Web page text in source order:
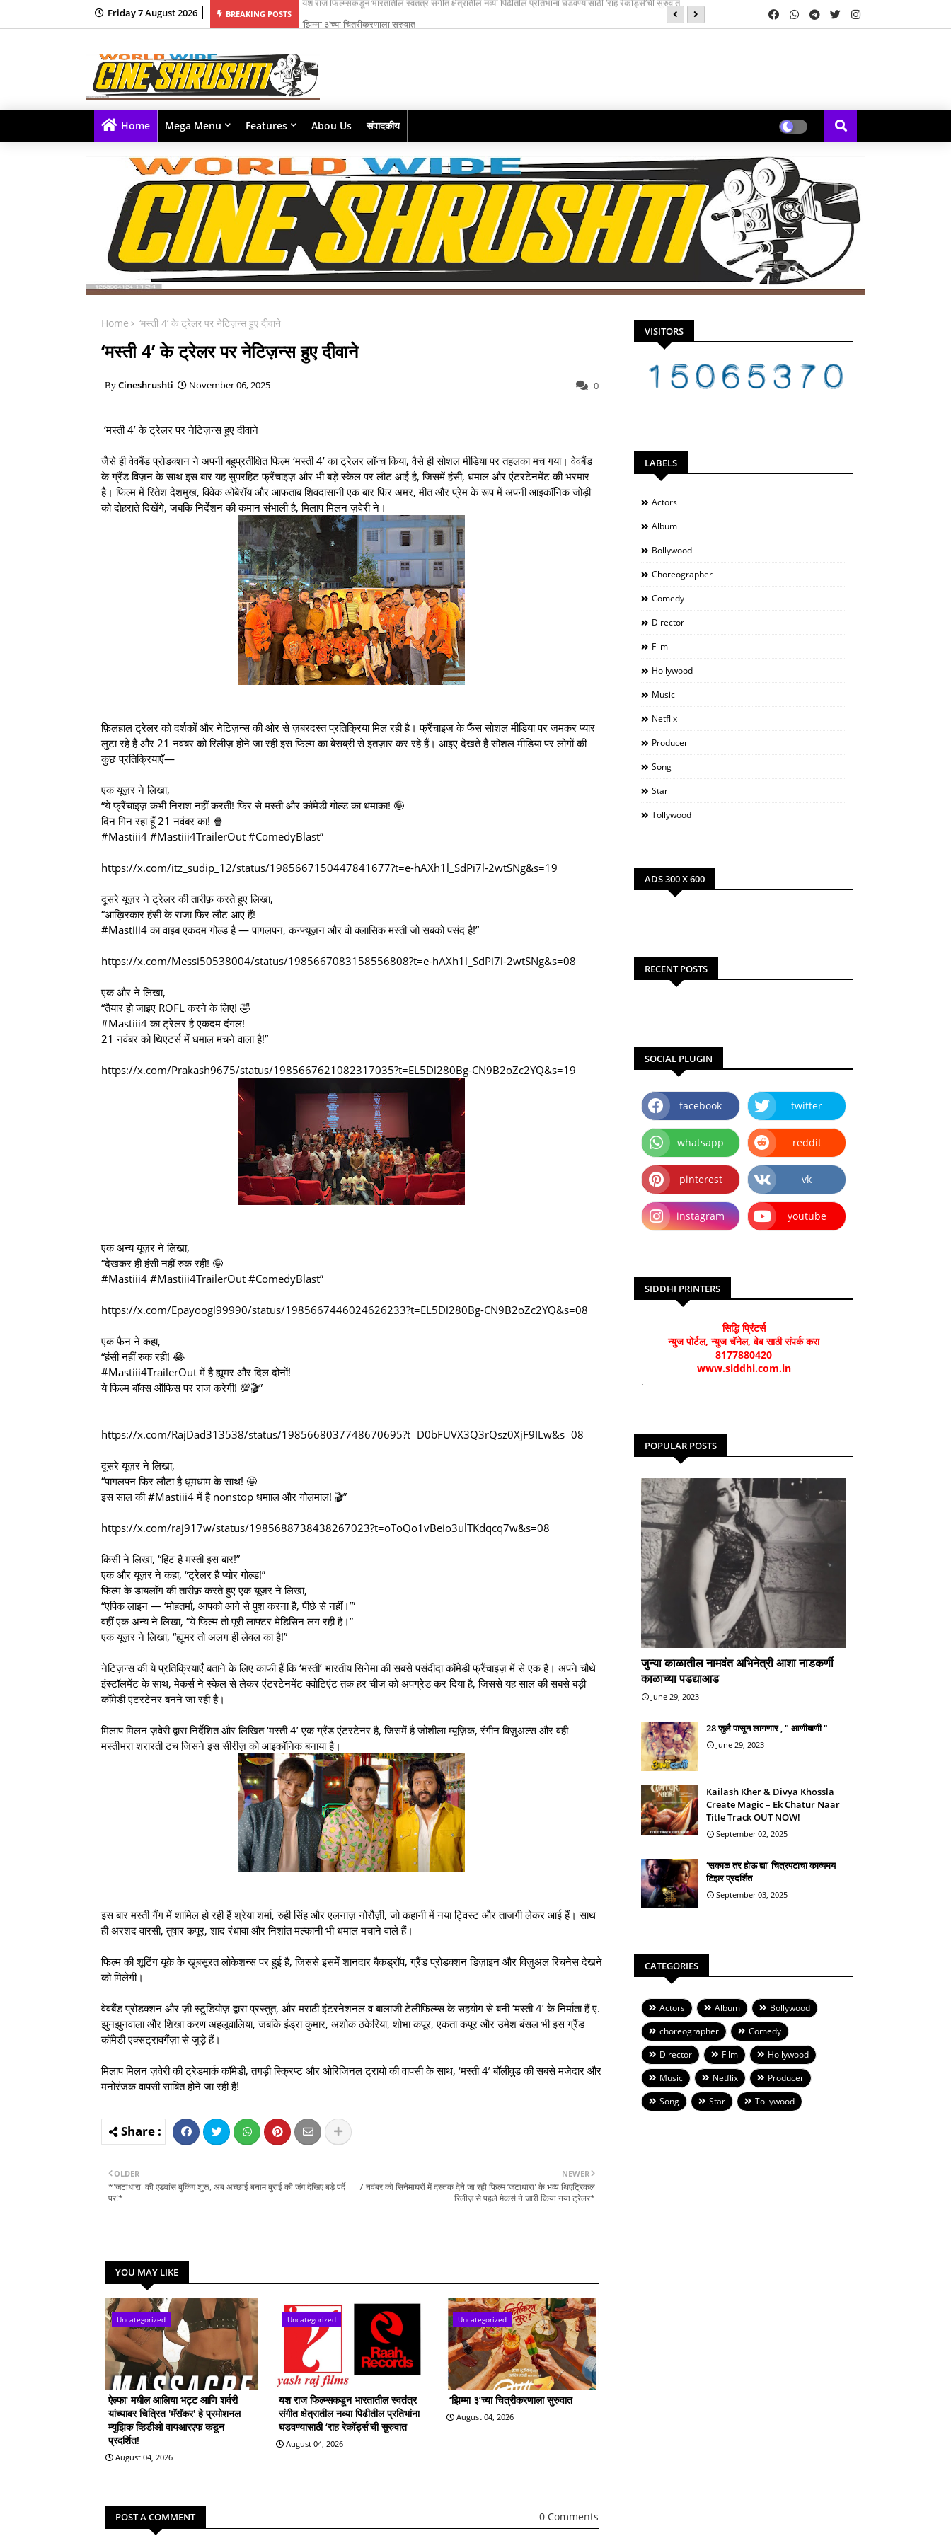
Friday 7 August 2026 BREAKING POSTS
संगीत क्षेत्रातील नव्या पिढीतील प्रतिभांना घडवण्यासाठी ‘राह रेकॉर्ड्स’ची सुरुवात फ्रेंडशिप डेच्या निमित्ताने समर टाईम्स प्रोडक्शन निर्मित, क्रांती रेडकर
Home Mega Menu Features Abou Us संपादकीय
Home ‘मस्ती 4’ के ट्रेलर पर नेटिज़न्स हुए दीवाने
‘मस्ती 4’ के ट्रेलर पर नेटिज़न्स हुए दीवाने
Cineshrushti November 06, 2025 0
‘मस्ती 4’ के ट्रेलर पर नेटिज़न्स हुए दीवाने
जैसे ही वेवबैंड प्रोडक्शन ने अपनी बहुप्रतीक्षित फिल्म ‘मस्ती 4’ का ट्रेलर लॉन्च किया, वैसे ही सोशल मीडिया पर तहलका मच गया। वेवबैंड
के ग्रैंड विज़न के साथ इस बार यह सुपरहिट फ्रैंचाइज़ और भी बड़े स्केल पर लौट आई है, जिसमें हंसी, धमाल और एंटरटेनमेंट की भरमार
है। फिल्म में रितेश देशमुख, विवेक ओबेरॉय और आफताब शिवदासानी एक बार फिर अमर, मीत और प्रेम के रूप में अपनी आइकॉनिक जोड़ी
को दोहराते दिखेंगे, जबकि निर्देशन की कमान संभाली है, मिलाप मिलन ज़वेरी ने।
फ़िलहाल ट्रेलर को दर्शकों और नेटिज़न्स की ओर से ज़बरदस्त प्रतिक्रिया मिल रही है। फ्रैंचाइज़ के फैंस सोशल मीडिया पर जमकर प्यार
लुटा रहे हैं और 21 नवंबर को रिलीज़ होने जा रही इस फिल्म का बेसब्री से इंतज़ार कर रहे हैं। आइए देखते हैं सोशल मीडिया पर लोगों की
कुछ प्रतिक्रियाएँ—
एक यूज़र ने लिखा,
“ये फ्रैंचाइज़ कभी निराश नहीं करती! फिर से मस्ती और कॉमेडी गोल्ड का धमाका! 🤪
दिन गिन रहा हूँ 21 नवंबर का! 🍿
#Mastiii4 #Mastiii4TrailerOut #ComedyBlast”
https://x.com/itz_sudip_12/status/1985667150447841677?t=e-hAXh1l_SdPi7l-2wtSNg&s=19
दूसरे यूज़र ने ट्रेलर की तारीफ़ करते हुए लिखा,
“आख़िरकार हंसी के राजा फिर लौट आए हैं!
#Mastiii4 का वाइब एकदम गोल्ड है — पागलपन, कन्फ्यूज़न और वो क्लासिक मस्ती जो सबको पसंद है!”
https://x.com/Messi50538004/status/1985667083158556808?t=e-hAXh1l_SdPi7l-2wtSNg&s=08
एक और ने लिखा,
“तैयार हो जाइए ROFL करने के लिए! 🤣
#Mastiii4 का ट्रेलर है एकदम दंगल!
21 नवंबर को थिएटर्स में धमाल मचने वाला है!”
https://x.com/Prakash9675/status/1985667621082317035?t=EL5Dl280Bg-CN9B2oZc2YQ&s=19
एक अन्य यूज़र ने लिखा,
“देखकर ही हंसी नहीं रुक रही! 🤪
#Mastiii4 #Mastiii4TrailerOut #ComedyBlast”
https://x.com/Epayoogl99990/status/1985667446024626233?t=EL5Dl280Bg-CN9B2oZc2YQ&s=08
एक फैन ने कहा,
“हंसी नहीं रुक रही! 😂
#Mastiii4TrailerOut में है ह्यूमर और दिल दोनों!
ये फिल्म बॉक्स ऑफिस पर राज करेगी! 💯🎬”
https://x.com/RajDad313538/status/1985668037748670695?t=D0bFUVX3Q3rQsz0XjF9ILw&s=08
दूसरे यूज़र ने लिखा,
“पागलपन फिर लौटा है धूमधाम के साथ! 🤩
इस साल की #Mastiii4 में है nonstop धमााल और गोलमाल! 🎬”
https://x.com/raj917w/status/1985688738438267023?t=oToQo1vBeio3ulTKdqcq7w&s=08
किसी ने लिखा, “हिट है मस्ती इस बार!”
एक और यूज़र ने कहा, “ट्रेलर है प्योर गोल्ड!”
फिल्म के डायलॉग की तारीफ़ करते हुए एक यूज़र ने लिखा,
“एपिक लाइन — ‘मोहतर्मा, आपको आगे से पुश करना है, पीछे से नहीं।’”
वहीं एक अन्य ने लिखा, “ये फिल्म तो पूरी लाफ्टर मेडिसिन लग रही है।”
एक यूज़र ने लिखा, “ह्यूमर तो अलग ही लेवल का है!”
नेटिज़न्स की ये प्रतिक्रियाएँ बताने के लिए काफी हैं कि ‘मस्ती’ भारतीय सिनेमा की सबसे पसंदीदा कॉमेडी फ्रैंचाइज़ में से एक है। अपने चौथे
इंस्टॉलमेंट के साथ, मेकर्स ने स्केल से लेकर एंटरटेनमेंट क्वोटिएंट तक हर चीज़ को अपग्रेड कर दिया है, जिससे यह साल की सबसे बड़ी
कॉमेडी एंटरटेनर बनने जा रही है।
मिलाप मिलन ज़वेरी द्वारा निर्देशित और लिखित ‘मस्ती 4’ एक ग्रैंड एंटरटेनर है, जिसमें है जोशीला म्यूज़िक, रंगीन विज़ुअल्स और वही
मस्तीभरा शरारती टच जिसने इस सीरीज़ को आइकॉनिक बनाया है।
इस बार मस्ती गैंग में शामिल हो रही हैं श्रेया शर्मा, रुही सिंह और एलनाज़ नोरौज़ी, जो कहानी में नया ट्विस्ट और ताजगी लेकर आई हैं। साथ
ही अरशद वारसी, तुषार कपूर, शाद रंधावा और निशांत मल्कानी भी धमाल मचाने वाले हैं।
फिल्म की शूटिंग यूके के खूबसूरत लोकेशन्स पर हुई है, जिससे इसमें शानदार बैकड्रॉप, ग्रैंड प्रोडक्शन डिज़ाइन और विज़ुअल रिचनेस देखने
को मिलेगी।
वेवबैंड प्रोडक्शन और ज़ी स्टूडियोज़ द्वारा प्रस्तुत, और मराठी इंटरनेशनल व बालाजी टेलीफिल्म्स के सहयोग से बनी ‘मस्ती 4’ के निर्माता हैं ए.
झुनझुनवाला और शिखा करण अहलूवालिया, जबकि इंड्रा कुमार, अशोक ठकेरिया, शोभा कपूर, एकता कपूर और उमेश बंसल भी इस ग्रैंड
कॉमेडी एक्सट्रावगैंज़ा से जुड़े हैं।
मिलाप मिलन ज़वेरी की ट्रेडमार्क कॉमेडी, तगड़ी स्क्रिप्ट और ओरिजिनल ट्रायो की वापसी के साथ, ‘मस्ती 4’ बॉलीवुड की सबसे मज़ेदार और
मनोरंजक वापसी साबित होने जा रही है!
NEWER
7 नवंबर को सिनेमाघरों में दस्तक देने जा रही फिल्म ‘जटाधारा' के भव्य थिएट्रिकल
रिलीज़ से पहले मेकर्स ने जारी किया नया ट्रेलर*
OLDER
*'जटाधारा' की एडवांस बुकिंग शुरू, अब अच्छाई बनाम बुराई की जंग देखिए बड़े पर्दे
पर!*
YOU MAY LIKE
Uncategorized
ऐल्फा' मधील आलिया भट्ट आणि शर्वरी
यांच्यावर चित्रित 'मॅसॅकर' हे प्रमोशनल
म्युझिक व्हिडीओ वायआरएफ कडून
प्रदर्शित!
August 04, 2026
Uncategorized
यश राज फिल्म्सकडून भारतातील स्वतंत्र
संगीत क्षेत्रातील नव्या पिढीतील प्रतिभांना
घडवण्यासाठी ‘राह रेकॉर्ड्स’ची सुरुवात
August 04, 2026
Uncategorized
‘झिम्मा ३’च्या चित्रीकरणाला सुरुवात
August 04, 2026
POST A COMMENT 0 Comments
VISITORS
LABELS
Actors
Album
Bollywood
Choreographer
Comedy
Director
Film
Hollywood
Music
Netflix
Producer
Song
Star
Tollywood
ADS 300 X 600
RECENT POSTS
SOCIAL PLUGIN
facebook twitter
whatsapp reddit
pinterest vk
instagram youtube
SIDDHI PRINTERS
सिद्धि प्रिंटर्स
न्युज पोर्टल, न्युज चॅनेल, वेब साठी संपर्क करा
8177880420
www.siddhi.com.in
.
POPULAR POSTS
जुन्या काळातील नामवंत अभिनेत्री आशा नाडकर्णी
काळाच्या पडद्याआड
June 29, 2023
28 जुलै पासून लागणार , " आणीबाणी "
June 29, 2023
Kailash Kher & Divya Khossla
Create Magic – Ek Chatur Naar
Title Track OUT NOW!
September 02, 2025
‘सकाळ तर होऊ द्या’ चित्रपटाचा काव्यमय
टिझर प्रदर्शित
September 03, 2025
CATEGORIES
Actors Album
Bollywood
choreographer
Comedy
Director
Film
Hollywood
Music
Netflix
Producer
Song
Star Tollywood